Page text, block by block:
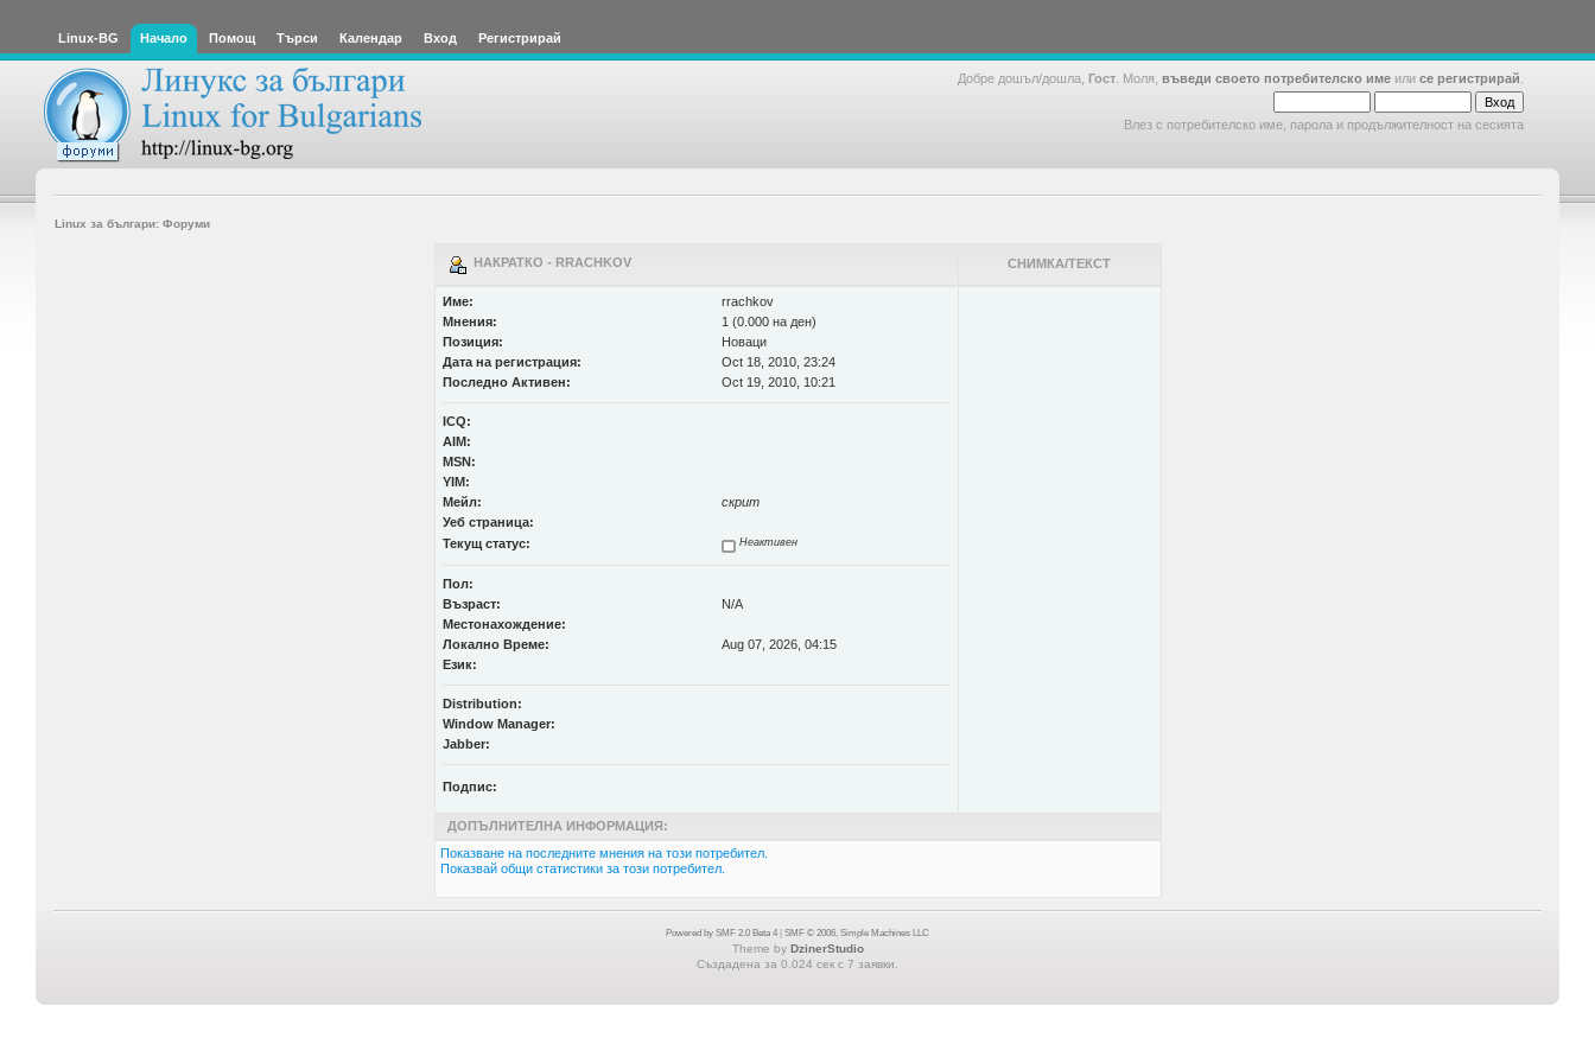
Linux-BG Начало Помощ Търси Календар Вход Регистрирай
Добре дошъл/дошла, Гост . Моля, въведи своето потребителско име или се регистрирай
Влез с потребителско име, парола и продължителност на сесията
Linux за българи: Форуми
НАКРАТКО - RRACHKOV СНИМКА/ТЕКСТ
Име:
rrachkov
Мнения:
1 (0.000 на ден)
Позиция:
Новаци
Дата на регистрация:
Oct 18, 2010, 23:24
Последно Активен:
Oct 19, 2010, 10:21
ICQ:
AIM:
MSN:
YIM:
Мейл:
скрит
Уеб страница:
Текущ статус:
Неактивен
Пол:
Възраст:
N/A
Местонахождение:
Локално Време:
Aug 07, 2026, 04:15
Език:
Distribution:
Window Manager:
Jabber:
Подпис:
ДОПЪЛНИТЕЛНА ИНФОРМАЦИЯ:
Показване на последните мнения на този потребител.
Показвай общи статистики за този потребител.
Powered by SMF 2.0 Beta 4 SMF © 2006, Simple Machines LLC
Theme by DzinerStudio
Създадена за 0.024 сек с 7 заявки.